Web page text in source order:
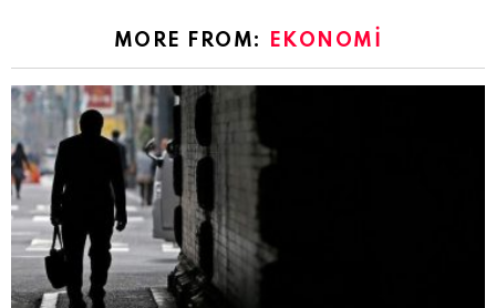
MORE FROM: EKONOMI